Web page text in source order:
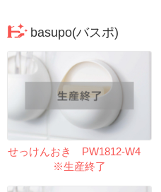
basupo(バスポ)
せっけんおき PW1812-W4
※生産終了